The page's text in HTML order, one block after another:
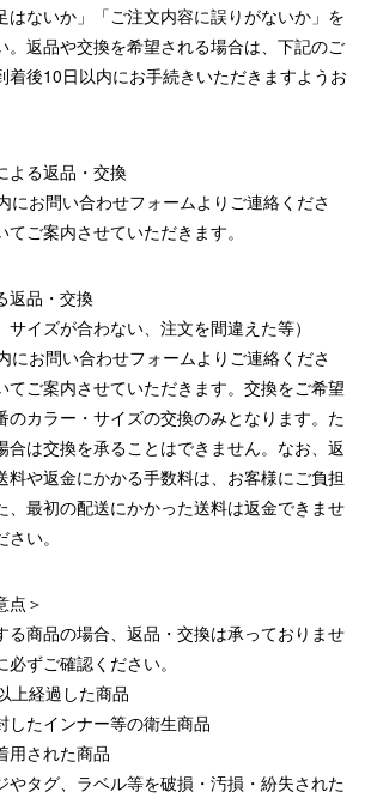
はないか」「ご注文内容に誤りがないか」を
。返品や交換を希望される場合は、下記のご
着後10日以内にお手続きいただきますようお
る返品・交換
にお問い合わせフォームよりご連絡くださ
ご案内させていただきます。
返品・交換
サイズが合わない、注文を間違えた等）
にお問い合わせフォームよりご連絡くださ
てご案内させていただきます。交換をご希望
のカラー・サイズの交換のみとなります。た
合は交換を承ることはできません。なお、返
料や返金にかかる手数料は、お客様にご負担
、最初の配送にかかった送料は返金できませ
い。
点＞
る商品の場合、返品・交換は承っておりませ
ずご確認ください。
上経過した商品
したインナー等の衛生商品
用された商品
やタグ、ラベル等を破損・汚損・紛失された